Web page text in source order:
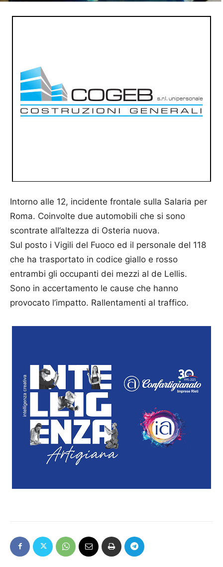
Intorno alle 12, incidente frontale sulla Salaria per
Roma. Coinvolte due automobili che si sono
scontrate all’altezza di Osteria nuova.
Sul posto i Vigili del Fuoco ed il personale del 118
che ha trasportato in codice giallo e rosso
entrambi gli occupanti dei mezzi al de Lellis.
Sono in accertamento le cause che hanno
provocato l’impatto. Rallentamenti al traffico.